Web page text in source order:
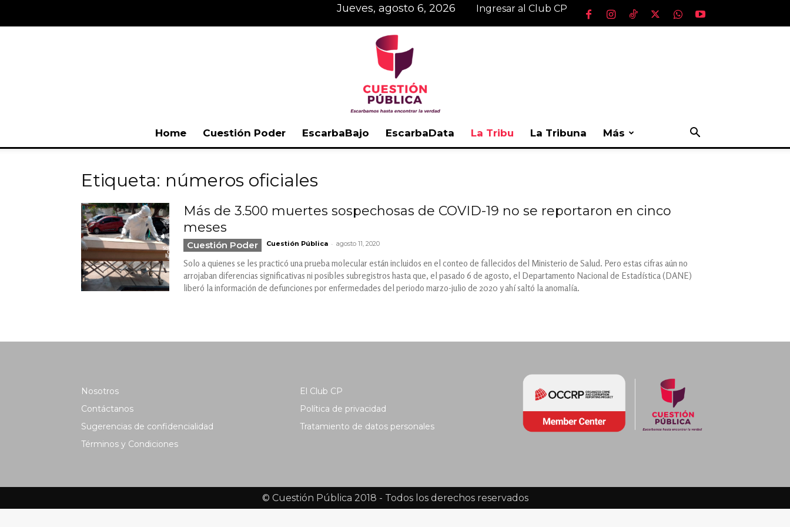
jueves, agosto 6, 2026 Ingresar al Club CP
Home Cuestión Poder EscarbaBajo EscarbaData La Tribu La Tribuna Más
Etiqueta: números oficiales
Más de 3.500 muertes sospechosas de COVID-19 no se reportaron en cinco
meses
Cuestión Poder Cuestión Pública - agosto 11, 2020
Solo a quienes se les practicó una prueba molecular están incluidos en el conteo de fallecidos del Ministerio de Salud. Pero estas cifras aún no
arrojaban diferencias significativas ni posibles subregistros hasta que, el pasado 6 de agosto, el Departamento Nacional de Estadística (DANE)
liberó la información de defunciones por enfermedades del periodo marzo-julio de 2020 y ahí saltó la anomalía.
Nosotros
Contáctanos
Sugerencias de confidencialidad
Términos y Condiciones
El Club CP
Política de privacidad
Tratamiento de datos personales
© Cuestión Pública 2018 - Todos los derechos reservados